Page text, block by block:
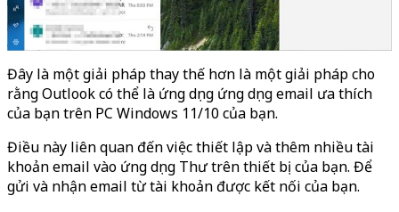
Đây là một giải pháp thay thế hơn là một giải pháp cho
rằng Outlook có thể là ứng dụng ứng dụng email ưa thích
của bạn trên PC Windows 11/10 của bạn.
Điều này liên quan đến việc thiết lập và thêm nhiều tài
khoản email vào ứng dụng Thư trên thiết bị của bạn. Để
gửi và nhận email từ tài khoản được kết nối của bạn.